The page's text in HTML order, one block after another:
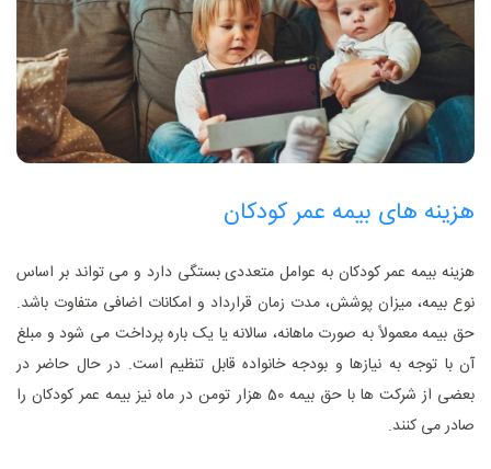
هزینه ‌های بیمه عمر کودکان
هزینه بیمه عمر کودکان به عوامل متعددی بستگی دارد و می‌ تواند بر اساس
نوع بیمه، میزان پوشش، مدت ‌زمان قرارداد و امکانات اضافی متفاوت باشد.
حق بیمه معمولاً به صورت ماهانه، سالانه یا یک ‌باره پرداخت می‌ شود و مبلغ
آن با توجه به نیازها و بودجه خانواده قابل تنظیم است. در حال حاضر در
بعضی از شرکت ها با حق بیمه 50 هزار تومن در ماه نیز بیمه عمر کودکان را
صادر می کنند.